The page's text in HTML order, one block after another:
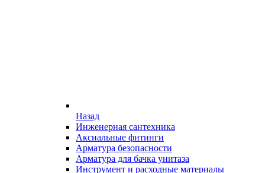
Назад
Инженерная сантехника
Аксиальные фитинги
Арматура безопасности
Арматура для бачка унитаза
Инструмент и расходные материалы